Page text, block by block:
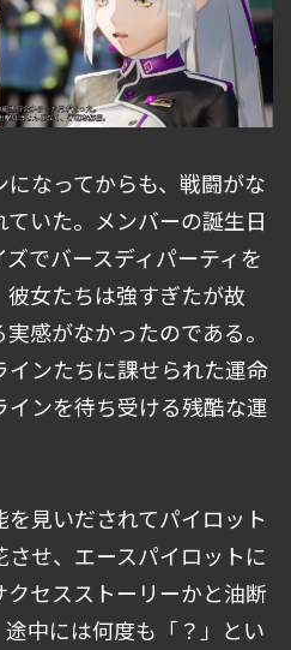
なってからも、戦闘がな
いた。メンバーの誕生日
でバースディパーティを
女たちは強すぎたが故
感がなかったのである。
ンたちに課せられた運命
ンを待ち受ける残酷な運
見いだされてパイロット
せ、エースパイロットに
セスストーリーかと油断
中には何度も「？」とい